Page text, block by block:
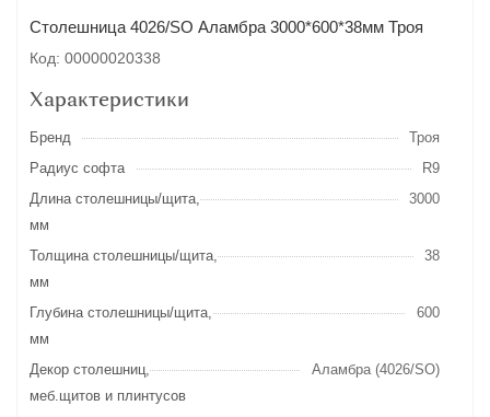
Столешница 4026/SO Аламбра 3000*600*38мм Троя
Код: 00000020338
Характеристики
Бренд
Троя
Радиус софта
R9
Длина столешницы/щита,
мм
3000
Толщина столешницы/щита,
мм
38
Глубина столешницы/щита,
мм
600
Декор столешниц,
меб.щитов и плинтусов
Аламбра (4026/SO)